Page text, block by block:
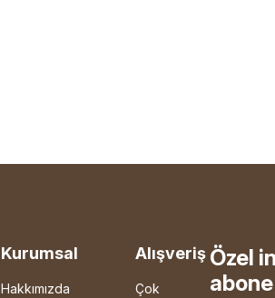
Kurumsal
Hakkımızda
Alışveriş
Çok
Özel